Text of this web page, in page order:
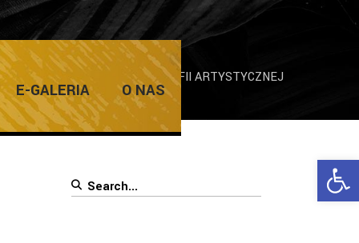
E-GALERIA O NAS
SALONU FOTOGRAFII ARTYSTYCZNEJ
Search